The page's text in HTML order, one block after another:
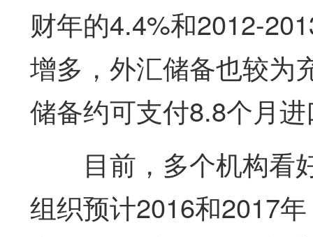
财年的4.4%和2012-
增多，外汇储备也较为
储备约可支付8.8个月
目前，多个机构看
组织预计2016和2017